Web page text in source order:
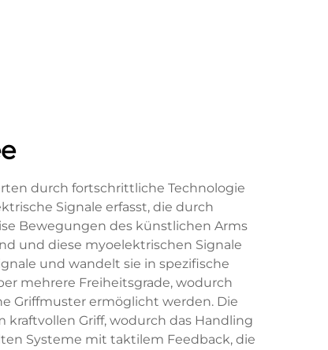
durch fortschrittliche Technologie
Signale erfasst, die durch
Bewegungen des künstlichen Arms
und diese myoelektrischen Signale
und wandelt sie in spezifische
mehrere Freiheitsgrade, wodurch
Griffmuster ermöglicht werden. Die
Griff, wodurch das Handling
Systeme mit taktilem Feedback, die